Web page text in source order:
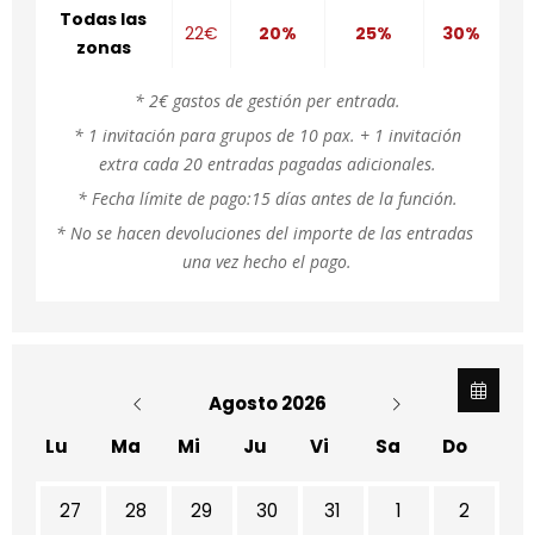
Todas las
zonas
22€ 20% 25% 30%
* 2€ gastos de gestión per entrada.
* 1 invitación para grupos de 10 pax. + 1 invitación
extra cada 20 entradas pagadas adicionales.
* Fecha límite de pago:15 días antes de la función.
* No se hacen devoluciones del importe de las entradas
una vez hecho el pago.
Agosto 2026
Lu
Ma Mi Ju Vi Sa Do
No hay ninguna actividad este mes
27 28 29 30 31 1 2